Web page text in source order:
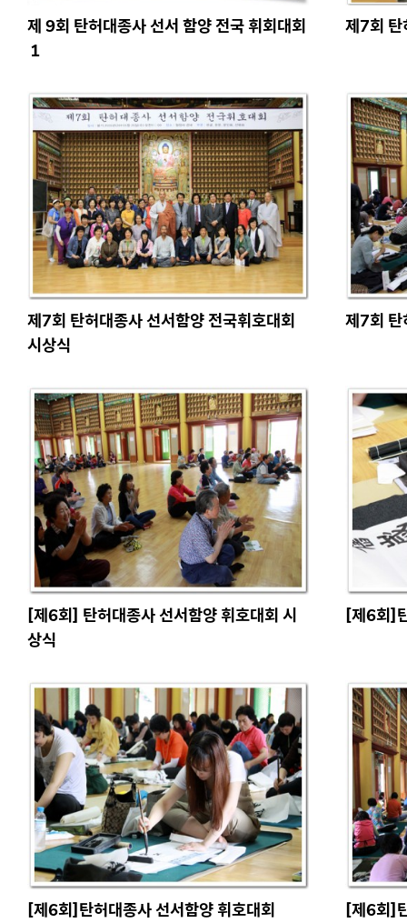
제 9회 탄허대종사 선서 함양 전국 휘회대회
1
제7회 탄
제7회 탄허대종사 선서함양 전국휘호대회
시상식
제7회 탄
[제6회] 탄허대종사 선서함양 휘호대회 시
상식
[제6회]
[제6회]탄허대종사 선서함양 휘호대회 [제6회]